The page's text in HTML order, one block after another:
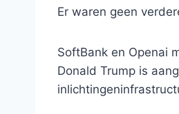
Er waren geen
SoftBank en Openai
Donald Trump is